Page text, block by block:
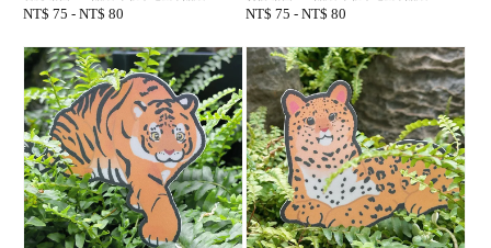
Regular
NT$ 75 - NT$ 80
Regular
NT$ 75 - NT$ 80